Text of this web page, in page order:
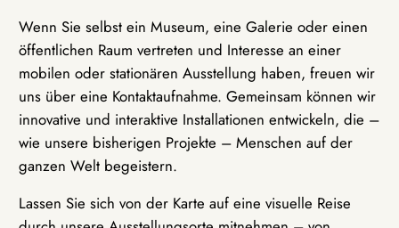
Wenn Sie selbst ein Museum, eine Galerie oder einen
öffentlichen Raum vertreten und Interesse an einer
mobilen oder stationären Ausstellung haben, freuen wir
uns über eine Kontaktaufnahme. Gemeinsam können wir
innovative und interaktive Installationen entwickeln, die –
wie unsere bisherigen Projekte – Menschen auf der
ganzen Welt begeistern.
Lassen Sie sich von der Karte auf eine visuelle Reise